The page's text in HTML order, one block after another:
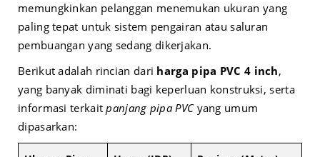
memungkinkan pelanggan menemukan ukuran yang
paling tepat untuk sistem pengairan atau saluran
pembuangan yang sedang dikerjakan.
Berikut adalah rincian dari harga pipa PVC 4 inch,
yang banyak diminati bagi keperluan konstruksi, serta
informasi terkaitpanjang pipa PVCyang umum
dipasarkan: